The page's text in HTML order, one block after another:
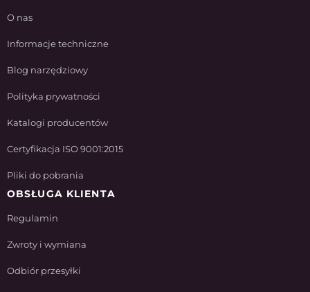
O nas
Informacje techniczne
Blog narzędziowy
Polityka prywatności
Katalogi producentów
Certyfikacja ISO 9001:2015
Pliki do pobrania
OBSŁUGA KLIENTA
Regulamin
Zwroty i wymiana
Odbiór przesyłki